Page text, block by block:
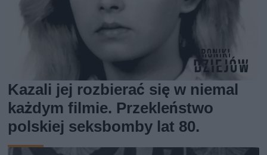
Kazali jej rozbierać się w niemal
każdym filmie. Przekleństwo
polskiej seksbomby lat 80.